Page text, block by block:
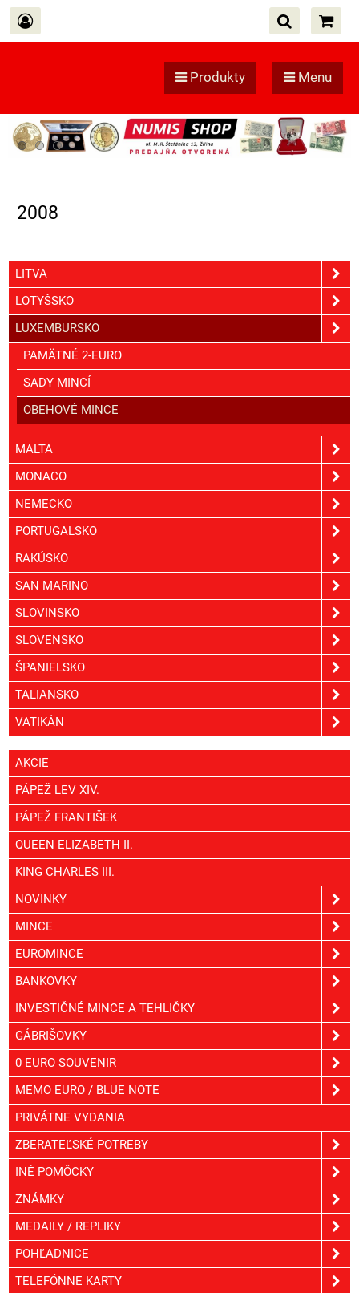
Produkty Menu
2008
LITVA
LOTYŠSKO
LUXEMBURSKO
PAMÄTNÉ 2-EURO
SADY MINCÍ
OBEHOVÉ MINCE
MALTA
MONACO
NEMECKO
PORTUGALSKO
RAKÚSKO
SAN MARINO
SLOVINSKO
SLOVENSKO
ŠPANIELSKO
TALIANSKO
VATIKÁN
AKCIE
PÁPEŽ LEV XIV.
PÁPEŽ FRANTIŠEK
QUEEN ELIZABETH II.
KING CHARLES III.
NOVINKY
MINCE
EUROMINCE
BANKOVKY
INVESTIČNÉ MINCE A TEHLIČKY
GÁBRIŠOVKY
0 EURO SOUVENIR
MEMO EURO / BLUE NOTE
PRIVÁTNE VYDANIA
ZBERATEĽSKÉ POTREBY
INÉ POMÔCKY
ZNÁMKY
MEDAILY / REPLIKY
POHĽADNICE
TELEFÓNNE KARTY